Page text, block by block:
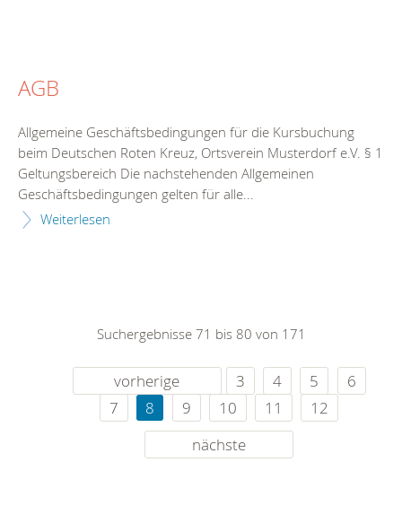
AGB
Allgemeine Geschäftsbedingungen für die Kursbuchung
beim Deutschen Roten Kreuz, Ortsverein Musterdorf e.V. § 1
Geltungsbereich Die nachstehenden Allgemeinen
Geschäftsbedingungen gelten für alle...
Weiterlesen
Suchergebnisse 71 bis 80 von 171
vorherige 3 4 5
6
7
8 9 10 11
12
nächste